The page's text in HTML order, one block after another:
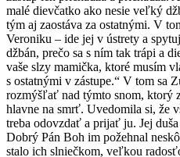
malé dievčatko ako nesie veľký
tým aj zaostáva za ostatnými. V
Veroniku – ide jej v ústrety a
džbán, prečo sa s ním tak trápi a
vaše slzy mamička, ktoré musím
s ostatnými v zástupe.“ V tom sa
rozmýšľať nad týmto snom, ktorý
hlavne na smrť. Uvedomila si, že
treba odovzdať a prijať ju. Jej
Dobrý Pán Boh im požehnal
stalo ich slniečkom, veľkou